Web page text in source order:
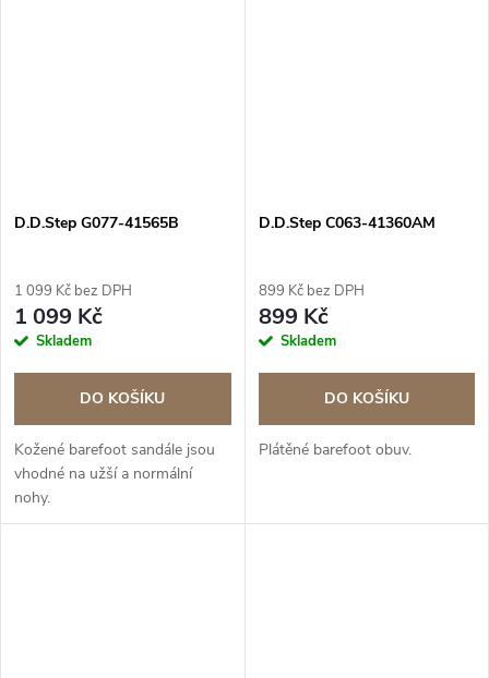
D.D.Step G077-41565B
1 099 Kč bez DPH
1 099 Kč
Skladem
DO KOŠÍKU
Kožené barefoot sandále jsou
vhodné na užší a normální
nohy.
D.D.Step C063-41360AM
899 Kč bez DPH
899 Kč
Skladem
DO KOŠÍKU
Plátěné barefoot obuv.